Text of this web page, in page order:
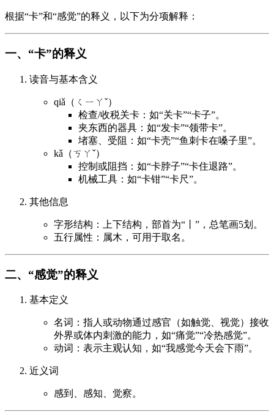
根据“卡”和“感觉”的释义，以下为分项解释：
一、“卡”的释义
读音与基本含义
qiǎ（ㄑㄧㄚˇ）
检查/收税关卡：如“关卡”“卡子”。
夹东西的器具：如“发卡”“领带卡”。
堵塞、受阻：如“卡壳”“鱼刺卡在嗓子里”。
kǎ（ㄎㄚˇ）
控制或阻挡：如“卡脖子”“卡住退路”。
机械工具：如“卡钳”“卡尺”。
其他信息
字形结构：上下结构，部首为“丨”，总笔画5划。
五行属性：属木，可用于取名。
二、“感觉”的释义
基本定义
名词：指人或动物通过感官（如触觉、视觉）接收
外界或体内刺激的能力，如“痛觉”“冷热感觉”。
动词：表示主观认知，如“我感觉今天会下雨”。
近义词
感到、感知、觉察。